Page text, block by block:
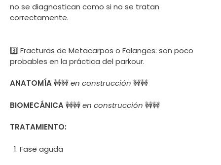
no se diagnostican como si no se tratan
correctamente.
3️⃣ Fracturas de Metacarpos o Falanges: son poco
probables en la práctica del parkour.
ANATOMÍA🚧🚧en construcción 🚧🚧
BIOMECÁNICA🚧🚧en construcción 🚧🚧
TRATAMIENTO:
Fase aguda